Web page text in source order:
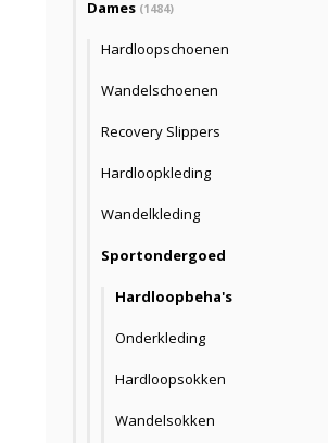
Dames (1484)
Hardloopschoenen
Wandelschoenen
Recovery Slippers
Hardloopkleding
Wandelkleding
Sportondergoed
Hardloopbeha's
Onderkleding
Hardloopsokken
Wandelsokken